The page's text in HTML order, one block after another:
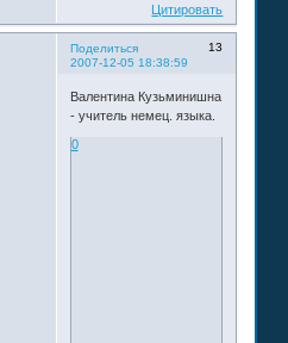
Цитировать
Поделиться
13
2007-12-05 18:38:59
Валентина Кузьминишна
- учитель немец. языка.
0